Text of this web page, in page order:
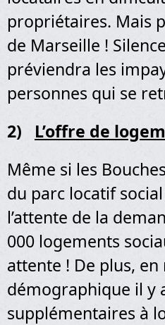
propriétaires. Mais
de Marseille !
préviendra les
personnes qui se
2) L’offre de
Même si les
du parc locatif
l’attente de la
000 logements
attente ! De plus,
démographique il y
supplémentaires à